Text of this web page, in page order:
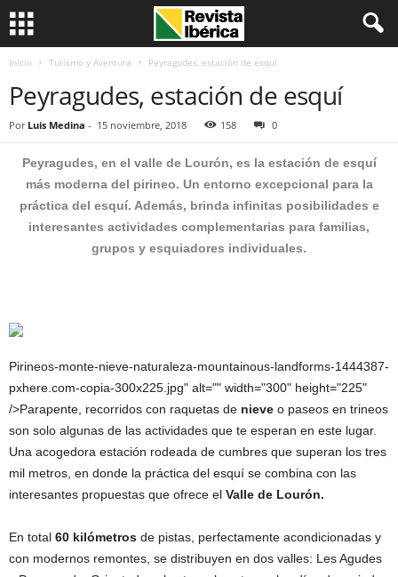
Inicio Turismo y Aventura Peyragudes, estación de esquí
Peyragudes, estación de esquí
Por Luis Medina - 15 noviembre, 2018 158 0
Peyragudes, en el valle de Lourón, es la estación de esquí
más moderna del pirineo. Un entorno excepcional para la
práctica del esquí. Además, brinda infinitas posibilidades e
interesantes actividades complementarias para familias,
grupos y esquiadores individuales.
Pirineos-monte-nieve-naturaleza-mountainous-landforms-1444387-
pxhere.com-copia-300x225.jpg" alt="" width="300" height="225"
/>Parapente, recorridos con raquetas de nieve o paseos en trineos
son solo algunas de las actividades que te esperan en este lugar.
Una acogedora estación rodeada de cumbres que superan los tres
mil metros, en donde la práctica del esquí se combina con las
interesantes propuestas que ofrece el Valle de Lourón.
En total 60 kilómetros de pistas, perfectamente acondicionadas y
con modernos remontes, se distribuyen en dos valles: Les Agudes